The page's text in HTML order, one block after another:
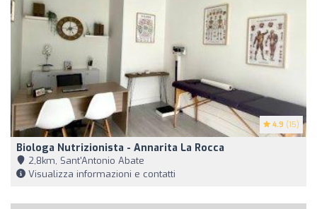
4.9 (15)
Biologa Nutrizionista - Annarita La Rocca
2,8km, Sant'Antonio Abate
Visualizza informazioni e contatti